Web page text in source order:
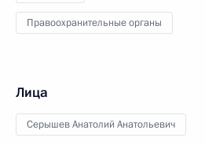
Правоохранительные органы
Лица
Серышев Анатолий Анатольевич